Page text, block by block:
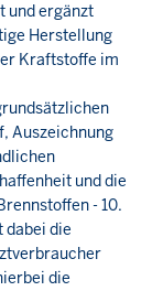
und ergänzt
Herstellung
Kraftstoffe im
Auszeichnung
und die
- 10.
dabei die
die